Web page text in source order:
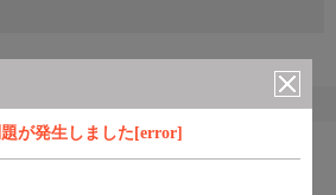
が発生しました[error]
め番組